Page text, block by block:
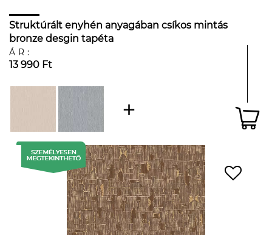
Struktúrált enyhén anyagában csíkos mintás
bronze desgin tapéta
ÁR:
13 990 Ft